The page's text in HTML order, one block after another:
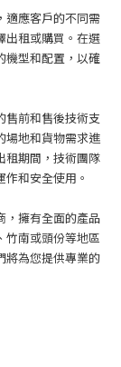
適應客戶的不同需
出租或購買。在選
機型和配置，以確
售前和售後技術支
場地和貨物需求進
租期間，技術團隊
和安全使用。
，擁有全面的產品
竹南或頭份等地區
將為您提供專業的